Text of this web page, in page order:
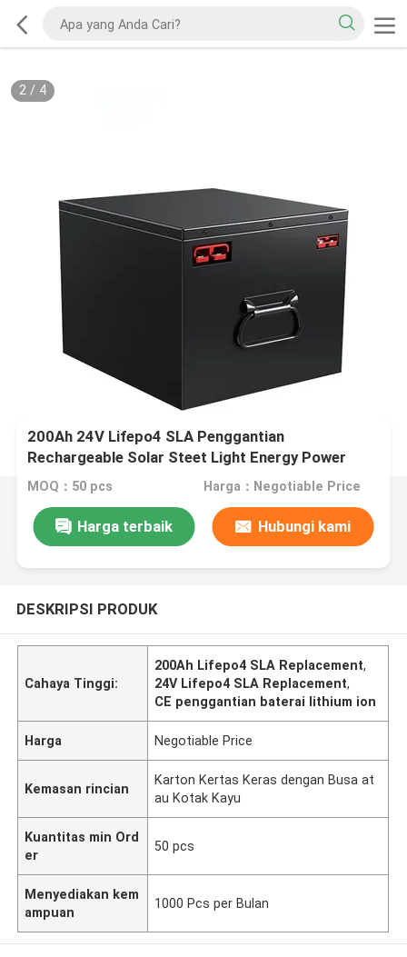
2/ 4
200Ah 24V Lifepo4 SLA Penggantian
Rechargeable Solar Steet Light Energy Power
MOQ：50 pcs Harga：Negotiable Price
Harga terbaik Hubungi kami
DESKRIPSI PRODUK
Cahaya Tinggi:
200Ah Lifepo4 SLA Replacement,
24V Lifepo4 SLA Replacement,
CE penggantian baterai lithium ion
Harga Negotiable Price
Kemasan rincian
Karton Kertas Keras dengan Busa at
au Kotak Kayu
Kuantitas min Ord
er
50 pcs
Menyediakan kem
ampuan
1000 Pcs per Bulan